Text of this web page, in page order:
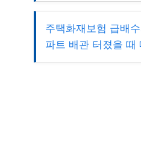
주택화재보험 급배
파트 배관 터졌을 때